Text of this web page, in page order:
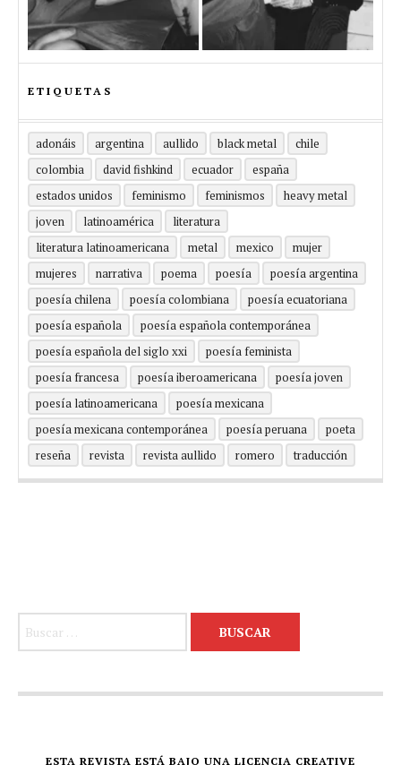
ETIQUETAS
adonáis argentina aullido black metal
chile
colombia
david fishkind ecuador
españa
estados unidos
feminismo feminismos
heavy metal
joven
latinoamérica
literatura
literatura latinoamericana
metal mexico
mujer
mujeres
narrativa poema poesía
poesía argentina
poesía chilena
poesía colombiana
poesía ecuatoriana
poesía española
poesía española contemporánea
poesía española del siglo xxi
poesía feminista
poesía francesa
poesía iberoamericana
poesía joven
poesía latinoamericana
poesía mexicana
poesía mexicana contemporánea
poesía peruana
poeta
reseña
revista revista aullido romero traducción
ESTA REVISTA ESTÁ BAJO UNA LICENCIA CREATIVE